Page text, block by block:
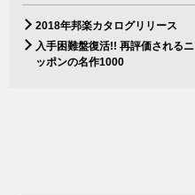
2018年邦楽カタログリリース
入手困難盤復活!! 再評価されるニ
ッポンの名作1000